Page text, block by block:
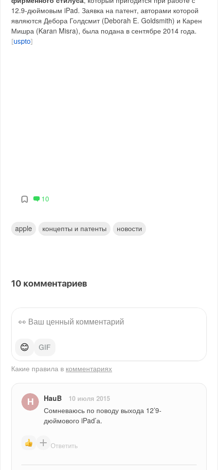
12.9-дюймовым iPad. Заявка на патент, авторами которой
являются Дебора Голдсмит (Deborah E. Goldsmith) и Карен
Мишра (Karan Misra), была подана в сентябре 2014 года.
[uspto
10
apple концепты и патенты новости
10 комментариев
😊
Какие правила в комментариях
HauB 10 июля 2015
Сомневаюсь по поводу выхода 12’9-
дюймового iPad’а.
Ответить